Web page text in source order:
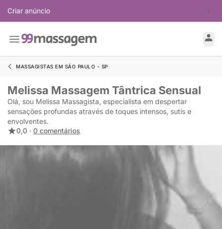
Criar anúncio
MASSAGISTAS EM SÃO PAULO - SP
Melissa Massagem Tântrica Sensual
Olá, sou Melissa Massagista, especialista em despertar
sensações profundas através de toques intensos, sutis e
envolventes.
0,0 · 0 comentários